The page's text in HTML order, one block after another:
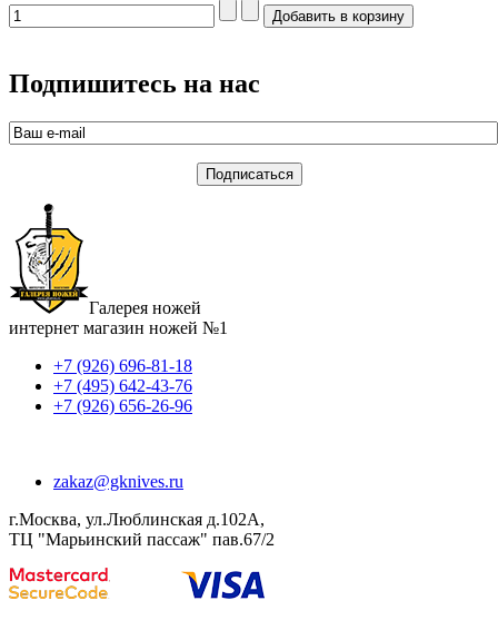
Подпишитесь на нас
Галерея ножей
интернет магазин ножей №1
+7 (926) 696-81-18
+7 (495) 642-43-76
+7 (926) 656-26-96
zakaz@gknives.ru
г.Москва, ул.Люблинская д.102А,
ТЦ "Марьинский пассаж" пав.67/2